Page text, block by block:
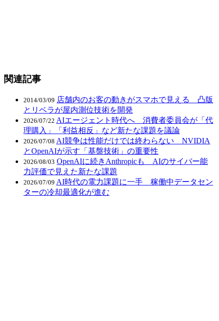
関連記事
2014/03/09 店舗内のお客の動きがスマホで見える 凸版
とリベラが屋内測位技術を開発
2026/07/22 AIエージェント時代へ 消費者委員会が「代
理購入」「利益相反」など新たな課題を議論
2026/07/08 AI競争は性能だけでは終わらない NVIDIA
とOpenAIが示す「基盤技術」の重要性
2026/08/03 OpenAIに続きAnthropicも AIのサイバー能
力評価で見えた新たな課題
2026/07/09 AI時代の電力課題に一手 稼働中データセン
ターの冷却最適化が進む